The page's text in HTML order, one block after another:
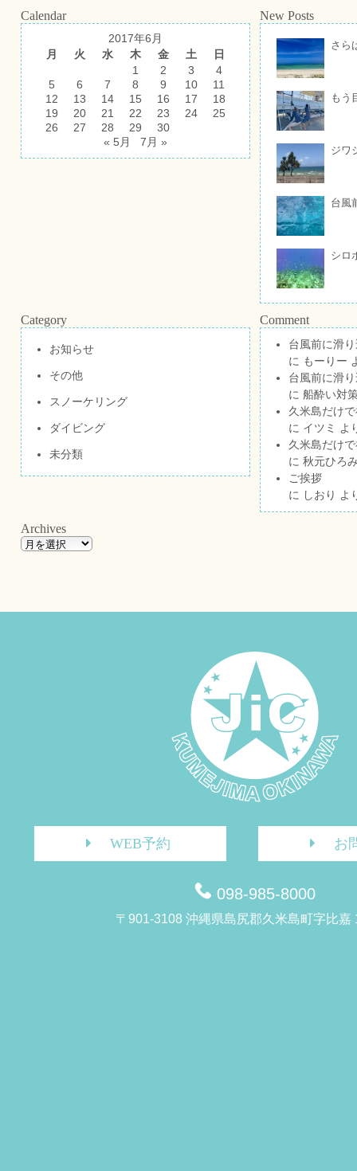
Calendar
2017年6月
月
火 水 木 金 土
日
1
2 3
4
5
6 7 8 9 10
11
12
13 14 15 16 17
18
19
20 21 22 23 24
25
26
27 28 29
30
« 5月
7月 »
New Posts
さら
もう
ジワ
台風
シロ
Category
お知らせ
その他
スノーケリング
ダイビング
未分類
Comment
台風前に滑
に もーりー
台風前に滑
に 船酔い対
久米島だけ
に イツミ
よ
久米島だけ
に 秋元ひろ
ご挨拶
に しおり よ
Archives
WEB予約 お
098-985-8000
〒901-3108 沖縄県島尻郡久米島町字比嘉